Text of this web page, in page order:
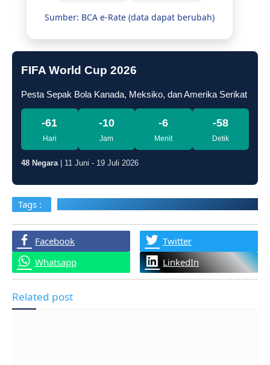
Sumber: BCA e-Rate (data dapat berubah)
FIFA World Cup 2026
Pesta Sepak Bola Kanada, Meksiko, dan Amerika Serikat
-61
Hari
-10
Jam
-6
Menit
-59
Detik
48 Negara| 11 Juni - 19 Juli 2026
Tags :
Facebook
Twitter
Whatsapp
LinkedIn
Related post